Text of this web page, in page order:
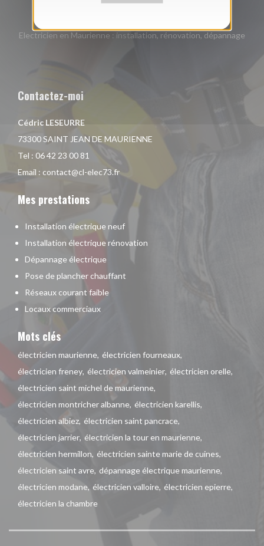
Electricien en Maurienne : installation, rénovation, dépannage
Contactez-moi
Cédric LESEURRE
73300 SAINT JEAN DE MAURIENNE
Tel : 06 42 23 00 81
Email : contact@cl-elec73.fr
Mes prestations
Installation électrique neuf
Installation électrique rénovation
Dépannage électrique
Pose de plancher chauffant
Réseaux courant faible
Locaux commerciaux
Mots clés
électricien maurienne électricien fourneaux
électricien freney électricien valmeinier électricien orelle
électricien saint michel de maurienne
électricien montricher albanne électricien karellis
électricien albiez électricien saint pancrace
électricien jarrier électricien la tour en maurienne
électricien hermillon électricien sainte marie de cuines
électricien saint avre dépannage électrique maurienne
électricien modane électricien valloire électricien epierre
électricien la chambre